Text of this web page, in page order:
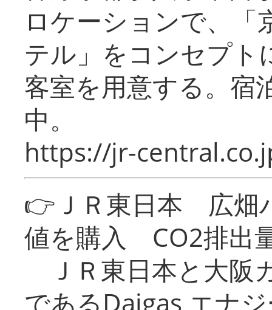
ロケーションで、「
テル」をコンセプト
客室を用意する。宿
中。
https://jr-
👉ＪＲ東日本 広畑
値を購入 CO2排出
ＪＲ東日本と大阪
であるDaigas エナ